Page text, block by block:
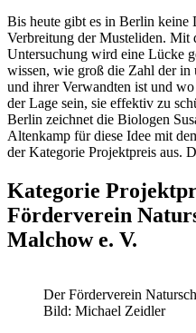
Bis heute gibt es in Berlin keine
Verbreitung der Musteliden. Mit
Untersuchung wird eine Lücke
wissen, wie groß die Zahl der in
und ihrer Verwandten ist und
der Lage sein, sie effektiv zu
Berlin zeichnet die Biologen
Altenkamp für diese Idee mit
der Kategorie Projektpreis aus.
Kategorie
Förderverein
Malchow e. V.
Der Förderverein
Bild: Michael Zeidler